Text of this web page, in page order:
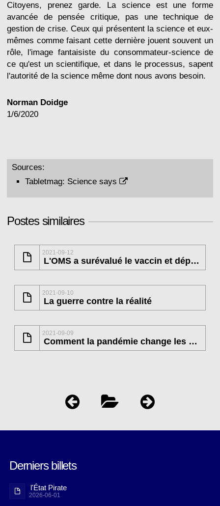
Citoyens, prenez garde. La science est une forme
avancée de pensée critique, pas une technique de
gestion de crise. Ceux qui présentent la science et eux-
mêmes comme faisant cette dernière jouent souvent un
rôle, l'image fantaisiste du consommateur-science de
ce qu'est un scientifique, et dans le processus, sapent
l'autorité de la science même dont nous avons besoin.
Norman Doidge
1/6/2020
Sources:
Tabletmag: Science says
Postes similaires
2021-09-12
L'OMS a surévalué le vaccin et déprécié l'immunité naturelle
2021-09-10
La guerre contre la réalité
2021-09-09
Comment la pandémie change les normes de la science
Derniers billets
l'État Pirate
2026-06-01